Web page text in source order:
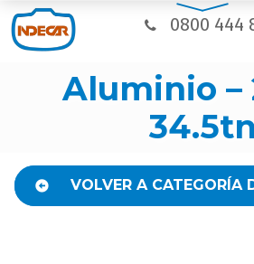
0800 444
aluminio – 27m3
34.5tn
VOLVER A CATEGORÍA